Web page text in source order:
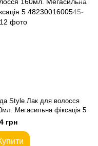
Style Лак для волосся
Мегасильна фіксація 5
грн